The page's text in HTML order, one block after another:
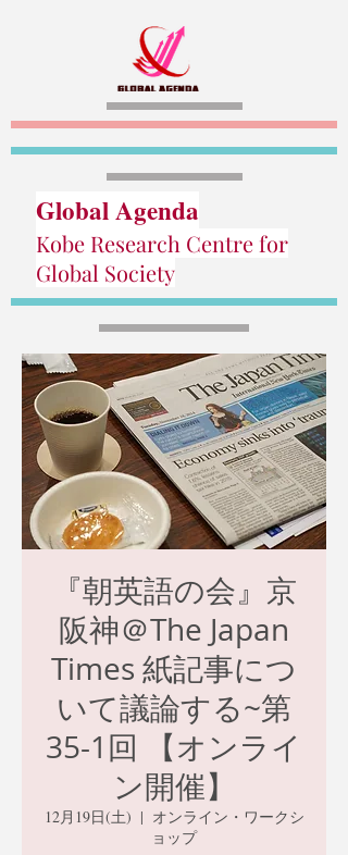
Global Agenda
Kobe Research Centre for
Global Society
『朝英語の会』京
阪神＠The Japan
Times 紙記事につ
いて議論する~第
35-1回 【オンライ
ン開催】
12月19日(土)
  |
オンライン・ワークシ
ョップ